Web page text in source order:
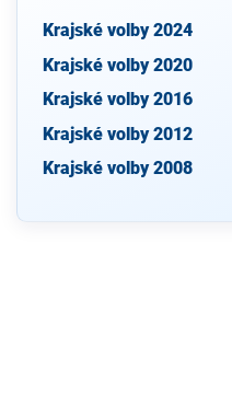
Krajské volby 2024
Krajské volby 2020
Krajské volby 2016
Krajské volby 2012
Krajské volby 2008